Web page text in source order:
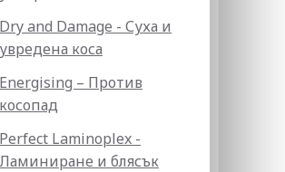
Dry and Damage - Суха и
увредена коса
Energising – Против
косопад
Perfect Laminoplex -
Ламиниране и блясък